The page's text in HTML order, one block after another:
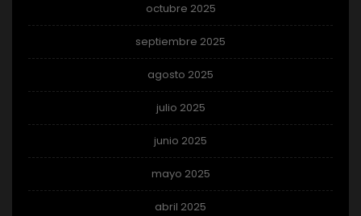
octubre 2025
septiembre 2025
agosto 2025
julio 2025
junio 2025
mayo 2025
abril 2025